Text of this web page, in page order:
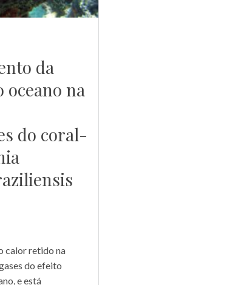
da
na
do coral-
calor retido na
do efeito
e está